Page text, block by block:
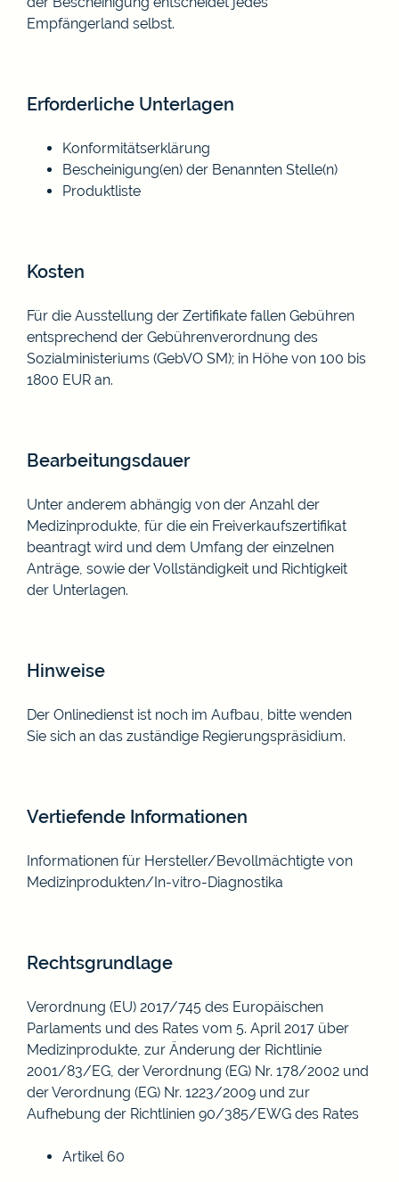
Empfängerland selbst.
Erforderliche Unterlagen
Konformitätserklärung
Bescheinigung(en) der Benannten Stelle(n)
Produktliste
Kosten
Für die Ausstellung der Zertifikate fallen Gebühren
entsprechend der Gebührenverordnung des
Sozialministeriums (GebVO SM); in Höhe von 100 bis
1800 EUR an.
Bearbeitungsdauer
Unter anderem abhängig von der Anzahl der
Medizinprodukte, für die ein Freiverkaufszertifikat
beantragt wird und dem Umfang der einzelnen
Anträge, sowie der Vollständigkeit und Richtigkeit
der Unterlagen.
Hinweise
Der Onlinedienst ist noch im Aufbau, bitte wenden
Sie sich an das zuständige Regierungspräsidium.
Vertiefende Informationen
Informationen für Hersteller/Bevollmächtigte von
Medizinprodukten/In-vitro-Diagnostika
Rechtsgrundlage
Verordnung (EU) 2017/745 des Europäischen
Parlaments und des Rates vom 5. April 2017 über
Medizinprodukte, zur Änderung der Richtlinie
2001/83/EG, der Verordnung (EG) Nr. 178/2002 und
der Verordnung (EG) Nr. 1223/2009 und zur
Aufhebung der Richtlinien 90/385/EWG des Rates
Artikel 60